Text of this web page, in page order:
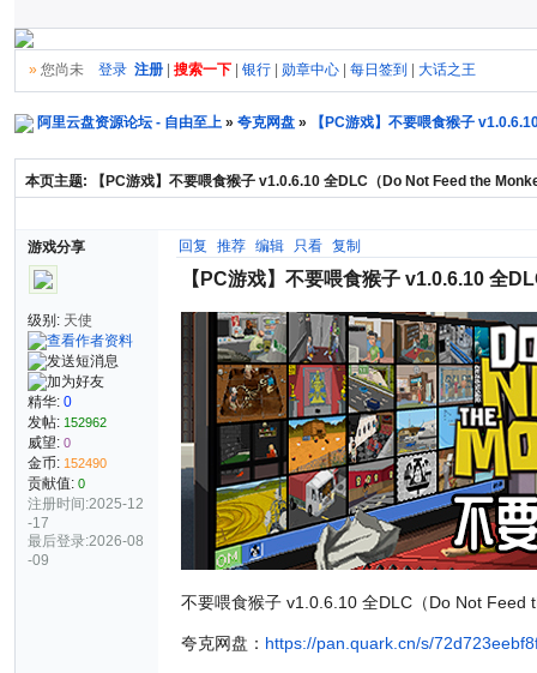
»您尚未 登录 注册| 搜索一下| 银行| 勋章中心| 每日签到 大话之王
阿里云盘资源论坛 - 自由至上 » 夸克网盘 » 【PC游戏】不要喂食猴子
本页主题: 【PC游戏】不要喂食猴子 v1.0.6.10 全DLC（Do Not Feed the
游戏分享
级别: 天使
精华: 0
发帖: 152962
威望: 0
金币: 152490
贡献值: 0
注册时间:2025-12
-17
最后登录:2026-08
-09
回复 推荐 编辑 只看 复制
【PC游戏】不要喂食猴子 v1.0.6.10 全
不要喂食猴子 v1.0.6.10 全DLC（Do Not Feed
夸克网盘： https://pan.quark.cn/s/